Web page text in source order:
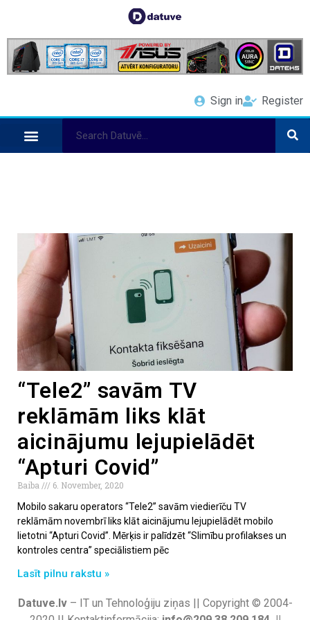
Sign in Register
“Tele2” savām TV
reklāmām liks klāt
aicinājumu lejupielādēt
“Apturi Covid”
Baiba
6. November, 2020
Mobilo sakaru operators “Tele2” savām viedierīču TV
reklāmām novembrī liks klāt aicinājumu lejupielādēt mobilo
lietotni “Apturi Covid”. Mērķis ir palīdzēt “Slimību profilakses un
kontroles centra” speciālistiem pēc
Lasīt pilnu rakstu »
Datuve.lv– IT un Tehnoloģiju ziņas || Copyright © 2004-